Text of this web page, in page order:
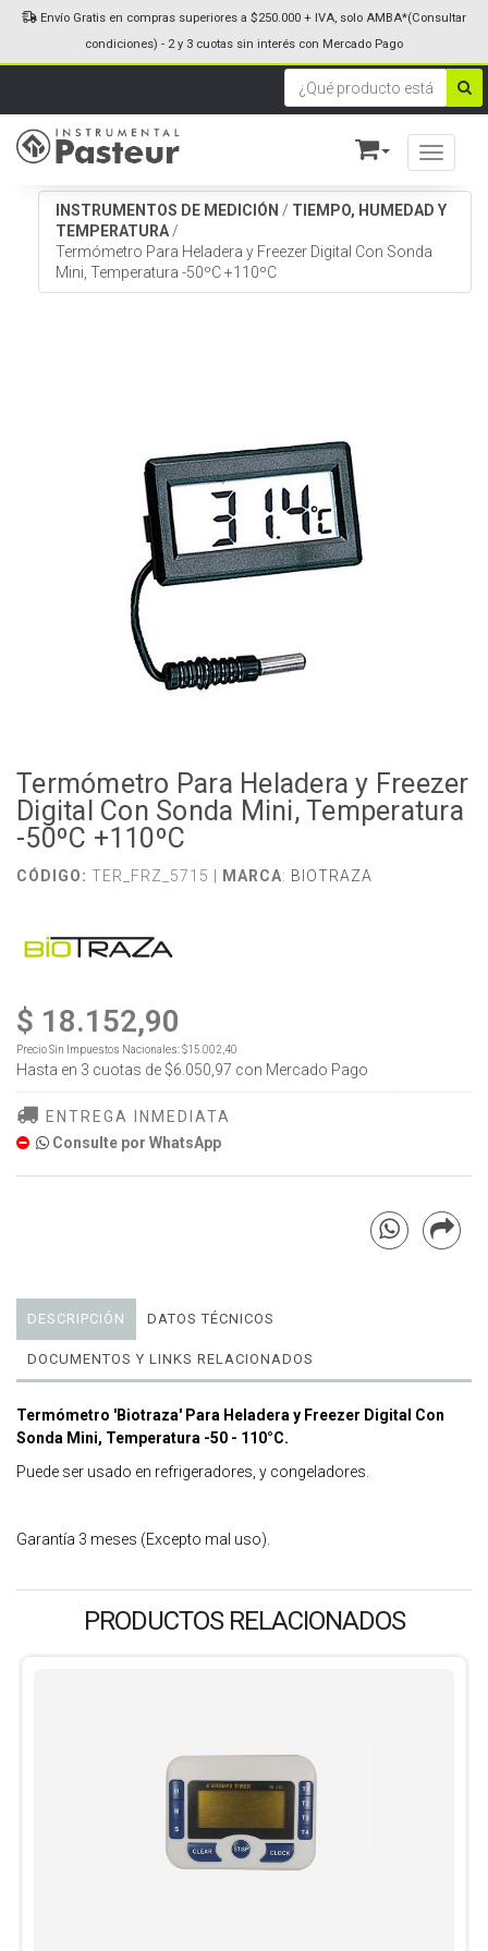
Toggle
Envío Gratis en compras superiores a $250.000 + IVA, solo AMBA*(Consultar
condiciones) - 2 y 3 cuotas sin interés con Mercado Pago
INSTRUMENTOS DE MEDICIÓN / TIEMPO, HUMEDAD Y
TEMPERATURA /
Termómetro Para Heladera y Freezer Digital Con Sonda
Mini, Temperatura -50ºC +110ºC
Termómetro Para Heladera y Freezer
Digital Con Sonda Mini, Temperatura
-50ºC +110ºC
CÓDIGO: TER_FRZ_5715 | MARCA: BIOTRAZA
$ 18.152,90
Precio Sin Impuestos Nacionales:$15.002,40
Hasta en 3 cuotas de $6.050,97 con Mercado Pago
ENTREGA INMEDIATA
Consulte por WhatsApp
DESCRIPCIÓN DATOS TÉCNICOS
DOCUMENTOS Y LINKS RELACIONADOS
Termómetro 'Biotraza' Para Heladera y Freezer Digital Con
Sonda Mini, Temperatura -50 - 110°C.
Puede ser usado en refrigeradores, y congeladores.
Garantía 3 meses (Excepto mal uso).
PRODUCTOS RELACIONADOS